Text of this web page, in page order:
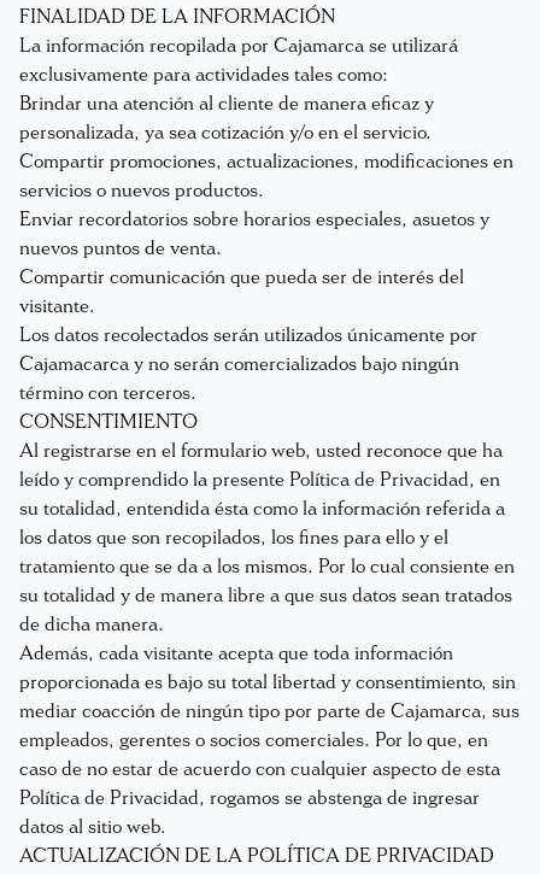
FINALIDAD DE LA INFORMACIÓN
La información recopilada por Cajamarca se utilizará
exclusivamente para actividades tales como:
Brindar una atención al cliente de manera eficaz y
personalizada, ya sea cotización y/o en el servicio.
Compartir promociones, actualizaciones, modificaciones en
servicios o nuevos productos.
Enviar recordatorios sobre horarios especiales, asuetos y
nuevos puntos de venta.
Compartir comunicación que pueda ser de interés del
visitante.
Los datos recolectados serán utilizados únicamente por
Cajamacarca y no serán comercializados bajo ningún
término con terceros.
CONSENTIMIENTO
Al registrarse en el formulario web, usted reconoce que ha
leído y comprendido la presente Política de Privacidad, en
su totalidad, entendida ésta como la información referida a
los datos que son recopilados, los fines para ello y el
tratamiento que se da a los mismos. Por lo cual consiente en
su totalidad y de manera libre a que sus datos sean tratados
de dicha manera.
Además, cada visitante acepta que toda información
proporcionada es bajo su total libertad y consentimiento, sin
mediar coacción de ningún tipo por parte de Cajamarca, sus
empleados, gerentes o socios comerciales. Por lo que, en
caso de no estar de acuerdo con cualquier aspecto de esta
Política de Privacidad, rogamos se abstenga de ingresar
datos al sitio web.
ACTUALIZACIÓN DE LA POLÍTICA DE PRIVACIDAD